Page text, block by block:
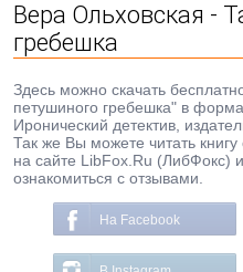
Вера Ольховская -
гребешка
Здесь можно скачать
петушиного гребешка" в
Иронический детектив,
Так же Вы можете читать
на сайте LibFox.Ru (ЛибФокс)
ознакомиться с отзывами.
На Facebook